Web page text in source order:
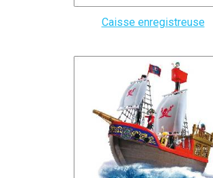
Caisse enregistreuse